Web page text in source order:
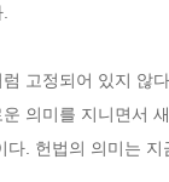
고정되어 있지 않
의미를 지니면서
. 헌법의 의미는